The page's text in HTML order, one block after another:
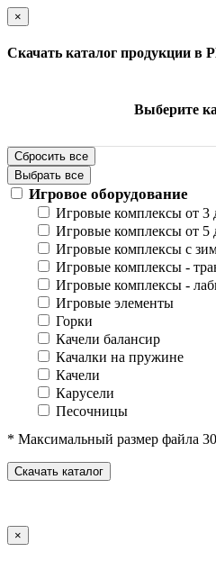
×
Скачать каталог продукции в
Выберите
Сбросить все
Выбрать все
Игровое оборудование
Игровые комплексы от 3
Игровые комплексы от 5
Игровые комплексы с
Игровые комплексы -
Игровые комплексы -
Игровые элементы
Горки
Качели балансир
Качалки на пружине
Качели
Карусели
Песочницы
Домики-беседки
Детские столики и скамьи
Теневые навесы и сцены
* Максимальный размер файла
Скачать каталог
×